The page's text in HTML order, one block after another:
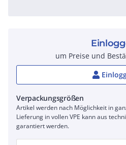
um Preise und
Verpackungsgrößen
Artikel werden nach Möglichkeit in
Lieferung in vollen VPE kann aus
garantiert werden.